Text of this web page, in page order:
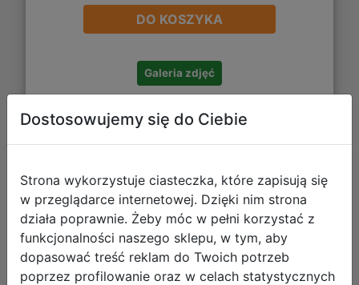
DO KOSZYKA
Galeria zdjęć
CoolPack Bono Bidon Metalowy
350ml Adventure Park Z10672
Dostosowujemy się do Ciebie
Strona wykorzystuje ciasteczka, które zapisują się
w przeglądarce internetowej. Dzięki nim strona
działa poprawnie. Żeby móc w pełni korzystać z
funkcjonalności naszego sklepu, w tym, aby
dopasować treść reklam do Twoich potrzeb
poprzez profilowanie oraz w celach statystycznych